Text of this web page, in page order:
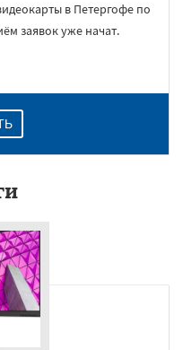
в Петергофе по
заявок уже начат.
×